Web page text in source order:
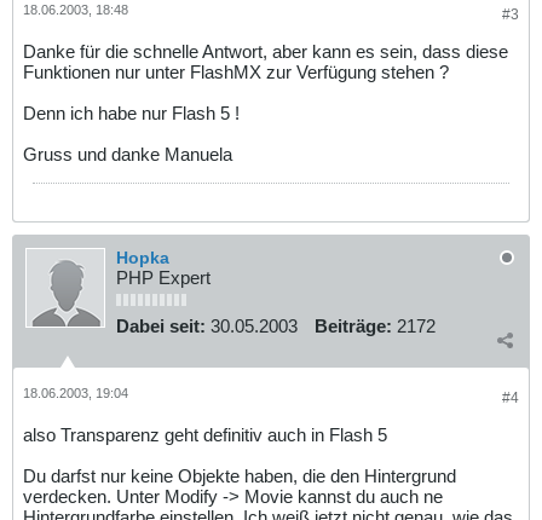
#3
18.06.2003, 18:48
Danke für die schnelle Antwort, aber kann es sein, dass diese
Funktionen nur unter FlashMX zur Verfügung stehen ?
Denn ich habe nur Flash 5 !
Gruss und danke Manuela
Hopka
PHP Expert
Dabei seit: 30.05.2003 Beiträge: 2172
#4
18.06.2003, 19:04
also Transparenz geht definitiv auch in Flash 5
Du darfst nur keine Objekte haben, die den Hintergrund
verdecken. Unter Modify -> Movie kannst du auch ne